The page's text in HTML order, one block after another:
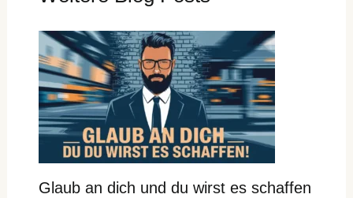
Glaub an dich und du wirst es schaffen